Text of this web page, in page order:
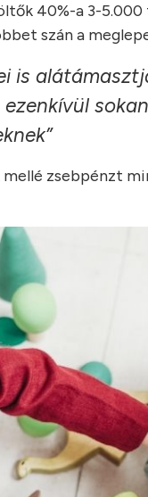
40%-a 3-
szán a
is
zsebpénzt